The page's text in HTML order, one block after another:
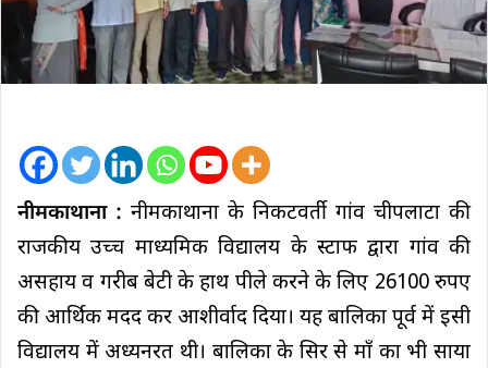
नीमकाथाना : नीमकाथाना के निकटवर्ती गांव चीपलाटा की
राजकीय उच्च माध्यमिक विद्यालय के स्टाफ द्वारा गांव की
असहाय व गरीब बेटी के हाथ पीले करने के लिए 26100 रुपए
की आर्थिक मदद कर आशीर्वाद दिया। यह बालिका पूर्व में इसी
विद्यालय में अध्यनरत थी। बालिका के सिर से माँ का भी साया